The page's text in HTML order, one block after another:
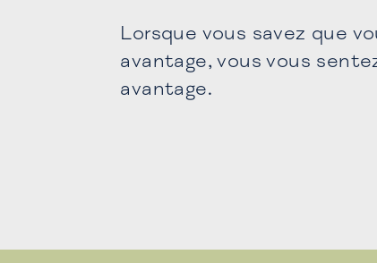
Lorsque vous savez que
avantage, vous vous
avantage.